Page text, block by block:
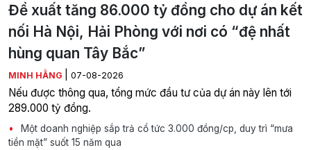
Đề xuất tăng 86.000 tỷ đồng cho dự án kết
nối Hà Nội, Hải Phòng với nơi có “đệ nhất
hùng quan Tây Bắc”
MINH HẰNG 07-08-2026
Nếu được thông qua, tổng mức đầu tư của dự án này lên tới
289.000 tỷ đồng.
Một doanh nghiệp sắp trả cổ tức 3.000 đồng/cp, duy trì “mưa
tiền mặt” suốt 15 năm qua